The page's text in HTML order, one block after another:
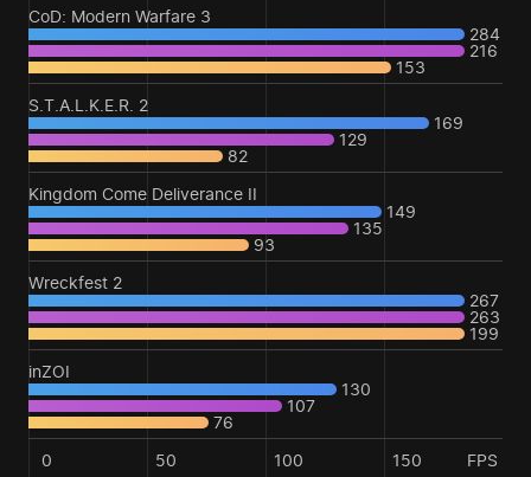
CoD: Modern Warfare 3
284
216
153
S.T.A.L.K.E.R. 2
169
129
82
Kingdom Come Deliverance II
149
135
93
Wreckfest 2
267
263
199
inZOI
130
107
76
0
50 100 150 FPS